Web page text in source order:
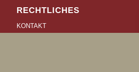
RECHTLICHES
KONTAKT